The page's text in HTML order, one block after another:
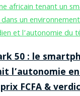
50 : le
l’autonomie en
FCFA &